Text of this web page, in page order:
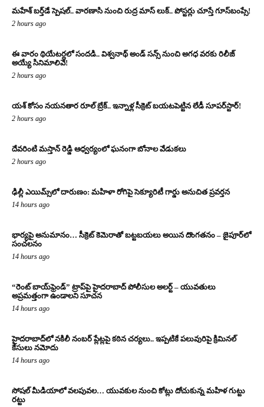
మహేశ్ బర్త్‌డే స్పెషల్.. వారణాసి నుంచి రుద్ర మాస్ లుక్.. పోస్టర్లు చూస్తే గూస్‌బంప్సే!
2 hours ago
ఈ వారం థియేటర్లలో సందడి.. విశ్వనాథ్ అండ్ సన్స్ నుంచి అగధ వరకు రిలీజ్
అయ్యే సినిమాలివే!
2 hours ago
యశ్ కోసం నయనతార రూల్ బ్రేక్.. ఇన్నాళ్ల సీక్రెట్ బయటపెట్టిన లేడీ సూపర్‌స్టార్!
2 hours ago
దేవరింటి మస్తాన్ రెడ్డి ఆధ్వర్యంలో ఘనంగా బోనాల వేడుకలు
2 hours ago
ఢిల్లీ ఎయిమ్స్‌లో దారుణం: మహిళా రోగిపై సెక్యూరిటీ గార్డు అనుచిత ప్రవర్తన
14 hours ago
భార్యపై అనుమానం… సీక్రెట్ కెమెరాతో బట్టబయలు అయిన దొంగతనం – జైపూర్‌లో
సంచలనం
14 hours ago
“రెంట్ బాయ్‌ఫ్రెండ్” ట్రాప్‌పై హైదరాబాద్ పోలీసుల అలర్ట్ – యువతులు
అప్రమత్తంగా ఉండాలని సూచన
14 hours ago
హైదరాబాద్‌లో నకిలీ నంబర్ ప్లేట్లపై కఠిన చర్యలు.. ఇప్పటికే పలువురిపై క్రిమినల్
కేసులు నమోదు
14 hours ago
సోషల్ మీడియాలో వలపువల… యువకుల నుంచి కోట్లు దోచుకున్న మహిళ గుట్టు
రట్టు